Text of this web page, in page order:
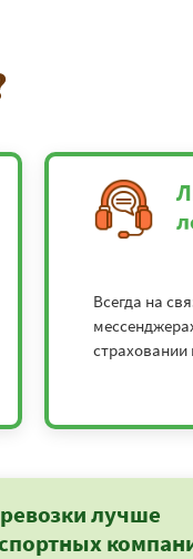
Всегда на
страховании
лучше